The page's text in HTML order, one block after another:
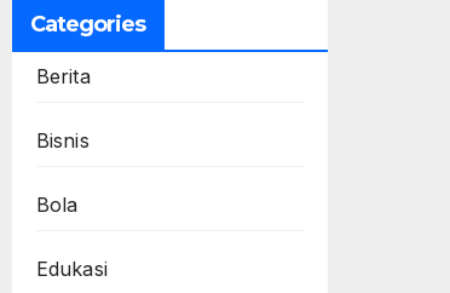
Categories
Berita
Bisnis
Bola
Edukasi